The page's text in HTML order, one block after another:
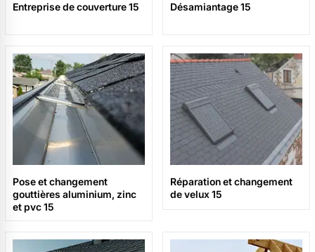
Entreprise de couverture 15 Désamiantage 15
Pose et changement
gouttières aluminium, zinc
et pvc 15
Réparation et changement
de velux 15